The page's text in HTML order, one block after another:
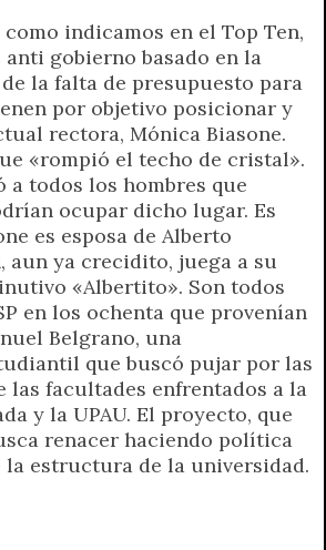
indicamos en el Top Ten,
gobierno basado en la
la falta de presupuesto para
por objetivo posicionar y
rectora, Mónica Biasone.
«rompió el techo de cristal».
a todos los hombres que
ocupar dicho lugar. Es
es esposa de Alberto
aun ya crecidito, juega a su
«Albertito». Son todos
en los ochenta que provenían
Belgrano, una
que buscó pujar por las
las facultades enfrentados a la
y la UPAU. El proyecto, que
renacer haciendo política
estructura de la universidad.